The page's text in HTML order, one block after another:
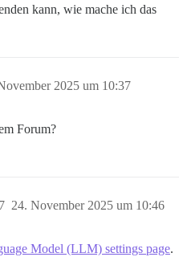
kann, wie mache ich das
2025 um 10:37
Forum?
24. November 2025 um 10:46
7
Model (LLM) settings page.